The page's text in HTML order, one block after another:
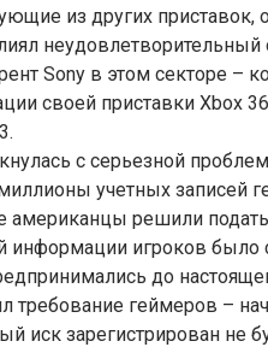
из других приставок,
Sony в этом секторе –
своей приставки Xbox
с серьезной
учетных записей
американцы решили
информации игроков
до
геймеров –
иск зарегистрирован не